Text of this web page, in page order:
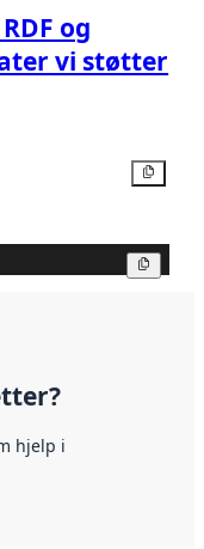
og
vi støtter
hjelp i